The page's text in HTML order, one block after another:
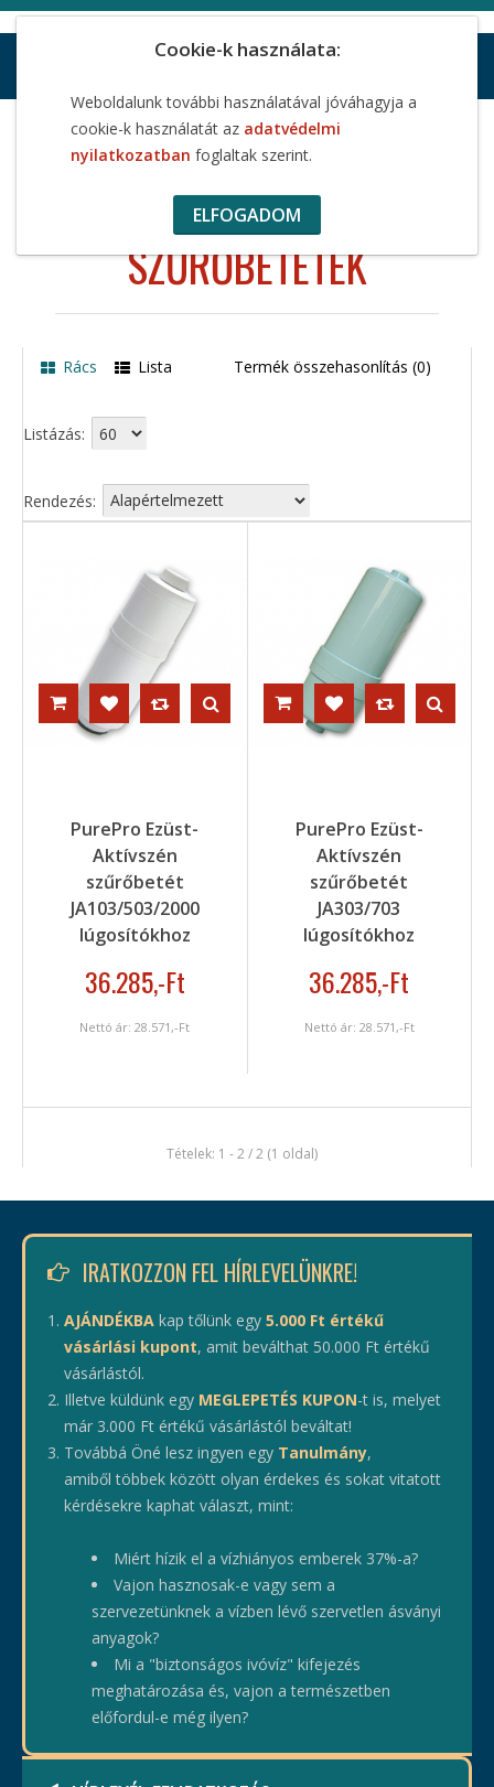
Cookie-k használata:
Weboldalunk további használatával jóváhagyja a
cookie-k használatát az adatvédelmi
nyilatkozatban foglaltak szerint.
ELFOGADOM
Víztisztító szűrőbetétek, töltetek
Vízionizátor szűrőbetétek
VÍZIONIZÁTOR
SZŰRŐBETÉTEK
Rács Lista Termék összehasonlítás (0)
Listázás:
Rendezés:
PurePro Ezüst-
Aktívszén
szűrőbetét
JA103/503/2000
lúgosítókhoz
36.285,-Ft
Nettó ár:28.571 ,-Ft
PurePro Ezüst-
Aktívszén
szűrőbetét
JA303/703
lúgosítókhoz
36.285,-Ft
Nettó ár: 28.571 ,-Ft
Tételek: 1 - 2 / 2 (1 oldal)
IRATKOZZON FEL HÍRLEVELÜNKRE!
AJÁNDÉKBA kap tőlünk egy 5.000 Ft értékű
vásárlási kupont, amit beválthat 50.000 Ft értékű
vásárlástól.
Illetve küldünk egy MEGLEPETÉS KUPON-t is, melyet
már 3.000 Ft értékű vásárlástól beváltat!
Továbbá Öné lesz ingyen egy Tanulmány,
amiből többek között olyan érdekes és sokat vitatott
kérdésekre kaphat választ, mint:
Miért hízik el a vízhiányos emberek 37%-a?
Vajon hasznosak-e vagy sem a
szervezetünknek a vízben lévő szervetlen ásványi
anyagok?
Mi a "biztonságos ivóvíz" kifejezés
meghatározása és, vajon a természetben
előfordul-e még ilyen?